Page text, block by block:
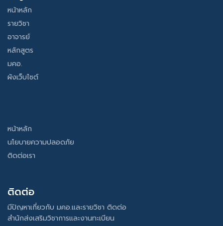
หน้าหลัก
รายวิชา
อาจารย์
หลักสูตร
มคอ.
ผังเว็บไซต์
หน้าหลัก
นโยบายความปลอดภัย
ติดต่อเรา
ติดต่อ
มีปัญหาเกี่ยวกับ มคอ.และรายวิชา ติดต่อ
สำนักส่งเสริมวิชาการและงานทะเบียน